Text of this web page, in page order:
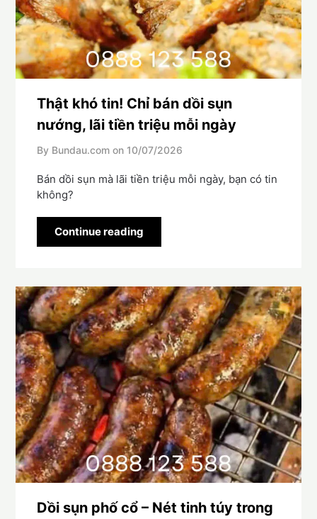
Thật khó tin! Chỉ bán dồi sụn
nướng, lãi tiền triệu mỗi ngày
By Bundau.com on 10/07/2026
Bán dồi sụn mà lãi tiền triệu mỗi ngày, bạn có tin
không?
Continue reading
Dồi sụn phố cổ – Nét tinh túy trong